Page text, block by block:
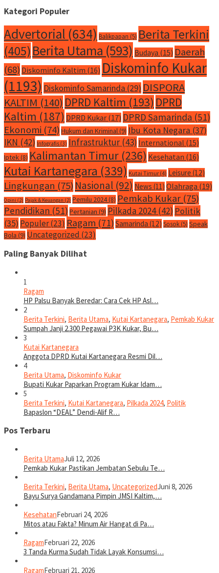
Kategori Populer
Advertorial (634) Balikpapan (5) Berita Terkini
(405)Berita Utama (593) Budaya (15) Daerah
(68) Diskominfo Kaltim (16) Diskominfo Kukar
(1193) Diskominfo Samarinda (29) DISPORA
KALTIM (140) DPRD Kaltim (193) DPRD
Kaltim (187) DPRD Kukar (17) DPRD Samarinda (51)
Ekonomi (74) Hukum dan Kriminal(9) Ibu Kota Negara (37)
IKN (42) Infografis (3) Infrastruktur (43) International (15)
Iptek(8) Kalimantan Timur (236) Kesehatan (16)
Kutai Kartanegara (339) Kutai Timur (4) Leisure (12)
Lingkungan (75) Nasional (92) News (11) Olahraga (19)
Opini (2) Pajak & Keuangan (2) Pemilu 2024(8) Pemkab Kukar (75)
Pendidikan (51) Pertanian (9) Pilkada 2024(42) Politik
(35) Populer(23) Ragam (71) Samarinda (12) Sosok(5) Speak
Bola (9) Uncategorized (23)
Paling Banyak Dilihat
1
Ragam
HP Palsu Banyak Beredar: Cara Cek HP Asl…
2
Berita Terkini, Berita Utama, Kutai Kartanegara, Pemkab Kukar
Sumpah Janji 2.300 Pegawai P3K Kukar, Bu…
3
Kutai Kartanegara
Anggota DPRD Kutai Kartanegara Resmi Dil…
4
Berita Utama, Diskominfo Kukar
Bupati Kukar Paparkan Program Kukar Idam…
5
Berita Terkini, Kutai Kartanegara, Pilkada 2024, Politik
Bapaslon “DEAL” Dendi-Alif R…
Pos Terbaru
Berita UtamaJuli 12, 2026
Pemkab Kukar Pastikan Jembatan Sebulu Te…
Berita Terkini, Berita Utama, UncategorizedJuni 8, 2026
Bayu Surya Gandamana Pimpin JMSI Kaltim,…
KesehatanFebruari 24, 2026
Mitos atau Fakta? Minum Air Hangat di Pa…
RagamFebruari 22, 2026
3 Tanda Kurma Sudah Tidak Layak Konsumsi…
RagamFebruari 21, 2026